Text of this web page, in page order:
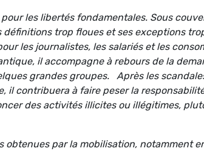
les libertés fondamentales. Sous
définitions trop floues et ses exceptions
les journalistes, les salariés et les
il accompagne à rebours de la
grandes groupes. Après les
il contribuera à faire peser la
des activités illicites ou illégitimes,
obtenues par la mobilisation, notamment